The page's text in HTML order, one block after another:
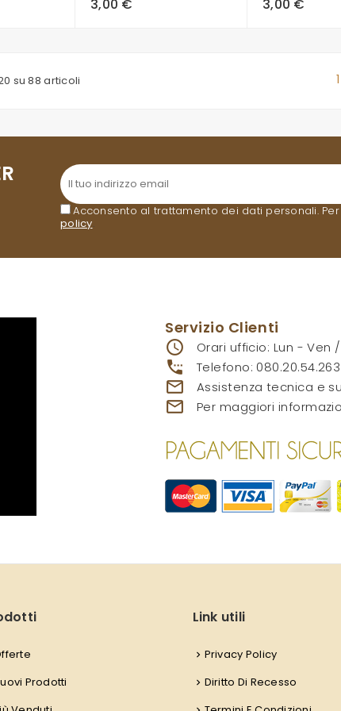
3,00 € 3,00 €
su 88 articoli 1
Acconsento al trattamento dei dati personali.
policy.
Servizio Clienti
access_time
Orari ufficio: Lun - Ven
settings_phone Telefono:080.20.54.263
mail_outline Assistenza tecnica e
mail_outline Per maggiori
Prodotti
Link utili
Privacy Policy
Diritto Di Recesso